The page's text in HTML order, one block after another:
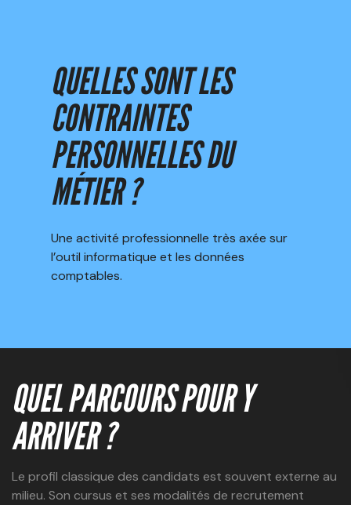
QUELLES SONT LES
CONTRAINTES
PERSONNELLES DU
MÉTIER ?
Une activité professionnelle très axée sur
l’outil informatique et les données
comptables.
QUEL PARCOURS POUR Y
ARRIVER ?
Le profil classique des candidats est souvent externe au
milieu. Son cursus et ses modalités de recrutement